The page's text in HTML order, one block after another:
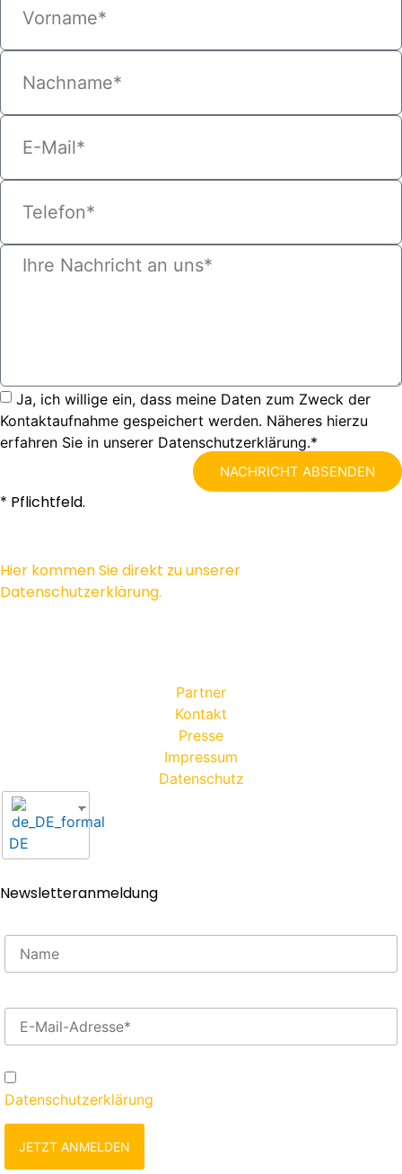
Ja, ich willige ein, dass meine Daten zum Zweck der
Kontaktaufnahme gespeichert werden. Näheres hierzu
erfahren Sie in unserer Datenschutzerklärung.*
NACHRICHT ABSENDEN
* Pflichtfeld.
Hier kommen Sie direkt zu unserer
Datenschutzerklärung.
Partner
Kontakt
Presse
Impressum
Datenschutz
DE
Newsletteranmeldung
Datenschutzerklärung